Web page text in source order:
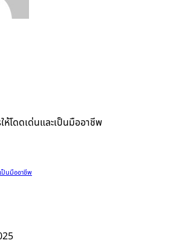
ป็นมืออาชีพ